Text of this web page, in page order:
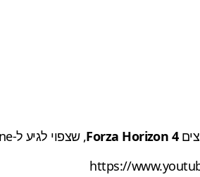
Forza Horizon 4, שצפוי לגיע ל-Xbox One ולמחשב האישי ב-2 באוקטובר השנה:
https://